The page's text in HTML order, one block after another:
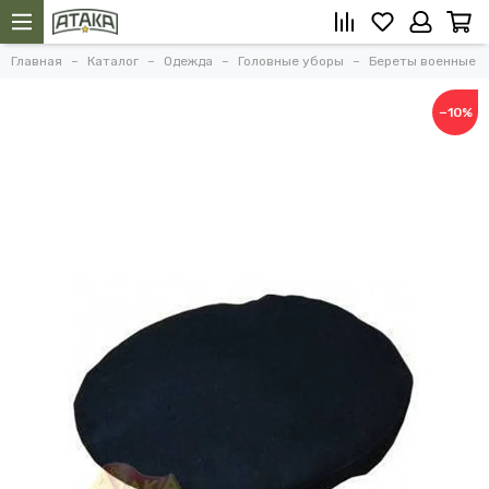
Главная Каталог Одежда Головные уборы Береты военные
−10%